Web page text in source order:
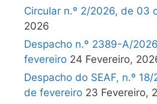
Circular n.º 2/2026, de 03
2026
Despacho n.º 2389-A/
fevereiro 24 Fevereiro,
Despacho do SEAF, n.º
de fevereiro 23 Fevereiro,